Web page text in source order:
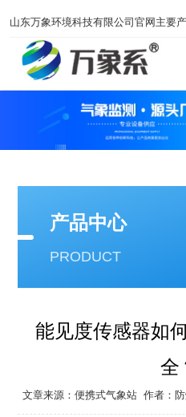
山东万象环境科技有限公司官网主要
产品中心
PRODUCT
能见度传感器如
全
文章来源： 便携式气象站 作者：